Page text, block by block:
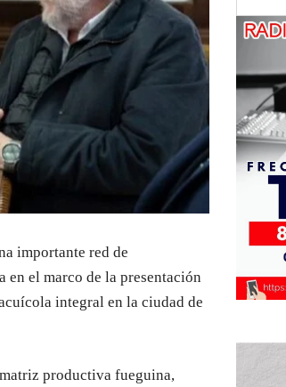
importante red de
el marco de la presentación
integral en la ciudad de
productiva fueguina,